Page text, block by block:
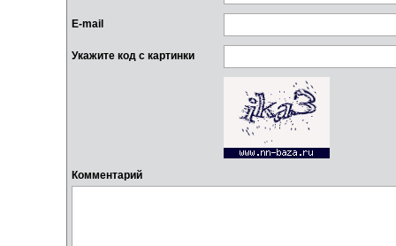
E-mail
Укажите код с картинки
Комментарий